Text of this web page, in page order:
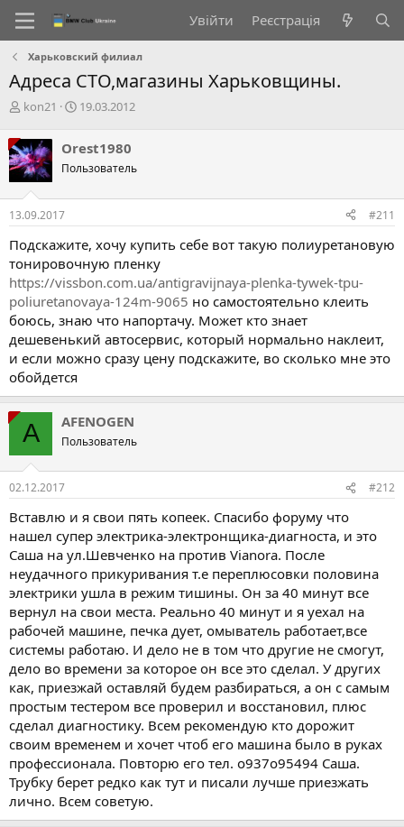
Увійти Реєстрація
Харьковский филиал
Адреса СТО,магазины Харьковщины.
А
т
о
р
т
е
м
kon21
Д
а
с
в
е
н
н
я
19.03.2012
Orest1980
Пользователь
13.09.2017 #211
Подскажите, хочу купить себе вот такую полиуретановую
тонировочную пленку
https://vissbon.com.ua/antigravijnaya-plenka-tywek-tpu-
poliuretanovaya-124m-9065 но самостоятельно клеить
боюсь, знаю что напортачу. Может кто знает
дешевенький автосервис, который нормально наклеит,
и если можно сразу цену подскажите, во сколько мне это
обойдется
A AFENOGEN
Пользователь
02.12.2017 #212
Вставлю и я свои пять копеек. Спасибо форуму что
нашел супер электрика-электронщика-диагноста, и это
Cаша на ул.Шевченко на против Vianora. После
неудачного прикуривания т.е переплюсовки половина
электрики ушла в режим тишины. Он за 40 минут все
вернул на свои места. Реально 40 минут и я уехал на
рабочей машине, печка дует, омыватель работает,все
системы работаю. И дело не в том что другие не смогут,
дело во времени за которое он все это сделал. У других
как, приезжай оставляй будем разбираться, а он с самым
простым тестером все проверил и восстановил, плюс
сделал диагностику. Всем рекомендую кто дорожит
своим временем и хочет чтоб его машина было в руках
профессионала. Повторю его тел. о937о95494 Саша.
Трубку берет редко как тут и писали лучше приезжать
лично. Всем советую.